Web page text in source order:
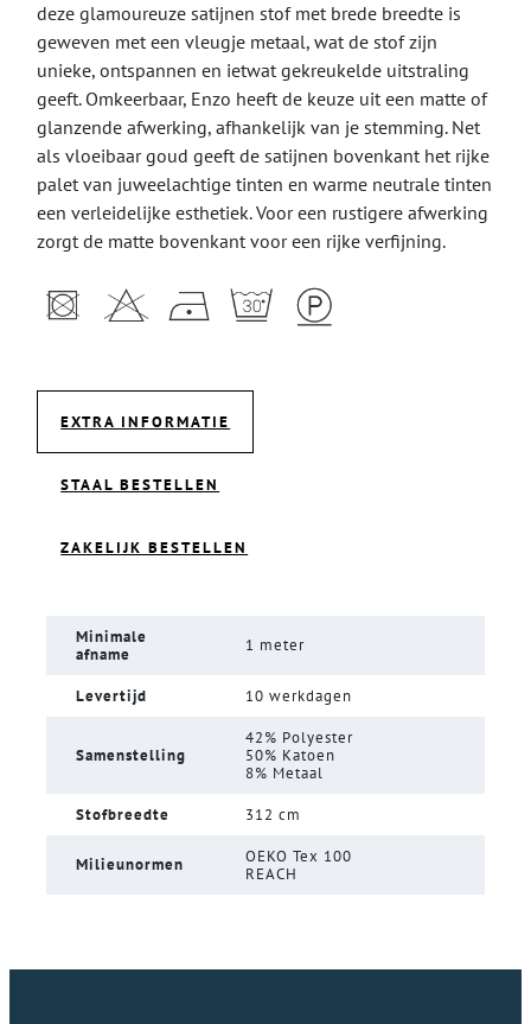
deze glamoureuze satijnen stof met brede breedte is
geweven met een vleugje metaal, wat de stof zijn
unieke, ontspannen en ietwat gekreukelde uitstraling
geeft. Omkeerbaar, Enzo heeft de keuze uit een matte of
glanzende afwerking, afhankelijk van je stemming. Net
als vloeibaar goud geeft de satijnen bovenkant het rijke
palet van juweelachtige tinten en warme neutrale tinten
een verleidelijke esthetiek. Voor een rustigere afwerking
zorgt de matte bovenkant voor een rijke verfijning.
EXTRA INFORMATIE
STAAL BESTELLEN
ZAKELIJK BESTELLEN
Minimale
afname
1 meter
Levertijd 10 werkdagen
Samenstelling
42% Polyester
50% Katoen
8% Metaal
Stofbreedte 312 cm
Milieunormen
OEKO Tex 100
REACH